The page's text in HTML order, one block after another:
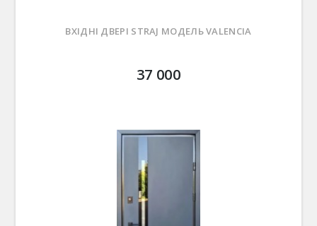
ВХІДНІ ДВЕРІ STRAJ МОДЕЛЬ VALENCIA
37 000